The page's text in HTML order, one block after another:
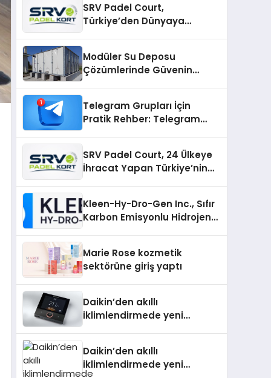
SRV Padel Court,
Türkiye’den Dünyaya
Modüler Su Deposu
Çözümlerinde Güvenin
Telegram Grupları İçin
Pratik Rehber: Telegram
SRV Padel Court, 24 Ülkeye
İhracat Yapan Türkiye’nin
Kleen-Hy-Dro-Gen Inc., Sıfır
Karbon Emisyonlu Hidrojen
Aldı
Marie Rose kozmetik
sektörüne giriş yaptı
Daikin’den akıllı
iklimlendirmede yeni
Daikin’den akıllı
iklimlendirmede yeni